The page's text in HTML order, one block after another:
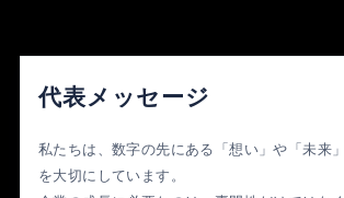
代表メッセージ
私たちは、数字の先にある「想い」や「未来
を大切にしています。